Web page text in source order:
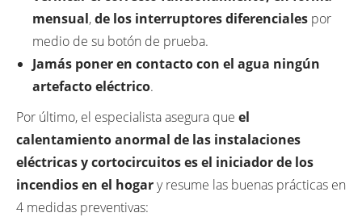
mensual,de los interruptores diferenciales por
medio de su botón de prueba.
Jamás poner en contacto con el agua ningún
artefacto eléctrico.
Por último, el especialista asegura que el
calentamiento anormal de las instalaciones
eléctricas y cortocircuitos es el iniciador de los
incendios en el hogary resume las buenas prácticas en
4 medidas preventivas: